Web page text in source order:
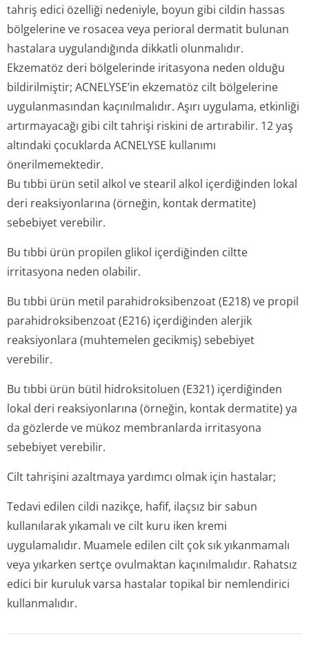
tahriş edici özelliği nedeniyle, boyun gibi cildin hassas
bölgelerine ve rosacea veya perioral dermatit bulunan
hastalara uygulandığında dikkatli olunmalıdır.
Ekzematöz deri bölgelerinde iritasyona neden olduğu
bildirilmiştir; ACNELYSE’in ekzematöz cilt bölgelerine
uygulanmasından kaçınılmalıdır. Aşırı uygulama, etkinliği
artırmayacağı gibi cilt tahrişi riskini de artırabilir. 12 yaş
altındaki çocuklarda ACNELYSE kullanımı
önerilmemektedir.
Bu tıbbi ürün setil alkol ve stearil alkol içerdiğinden lokal
deri reaksiyonlarına (örneğin, kontak dermatite)
sebebiyet verebilir.
Bu tıbbi ürün propilen glikol içerdiğinden ciltte
irritasyona neden olabilir.
Bu tıbbi ürün metil parahidroksibenzoat (E218) ve propil
parahidroksibenzoat (E216) içerdiğinden alerjik
reaksiyonlara (muhtemelen gecikmiş) sebebiyet
verebilir.
Bu tıbbi ürün bütil hidroksitoluen (E321) içerdiğinden
lokal deri reaksiyonlarına (örneğin, kontak dermatite) ya
da gözlerde ve mükoz membranlarda irritasyona
sebebiyet verebilir.
Cilt tahrişini azaltmaya yardımcı olmak için hastalar;
Tedavi edilen cildi nazikçe, hafif, ilaçsız bir sabun
kullanılarak yıkamalı ve cilt kuru iken kremi
uygulamalıdır. Muamele edilen cilt çok sık yıkanmamalı
veya yıkarken sertçe ovulmaktan kaçınılmalıdır. Rahatsız
edici bir kuruluk varsa hastalar topikal bir nemlendirici
kullanmalıdır.